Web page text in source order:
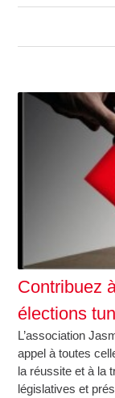
Contribuez
élections
L’association
appel à toutes
la réussite et à la
législatives et